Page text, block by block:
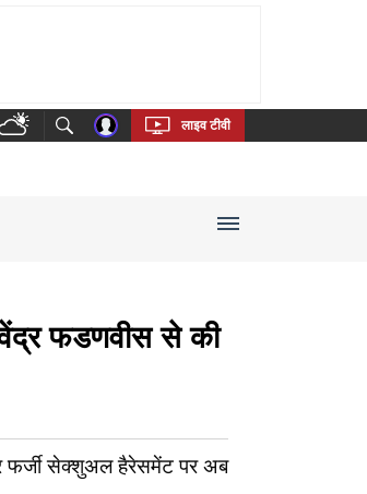
Tamil Kannada Malayalam
लाइव टीवी
फडणवीस से की
फर्जी सेक्शुअल हैरेसमेंट पर अब